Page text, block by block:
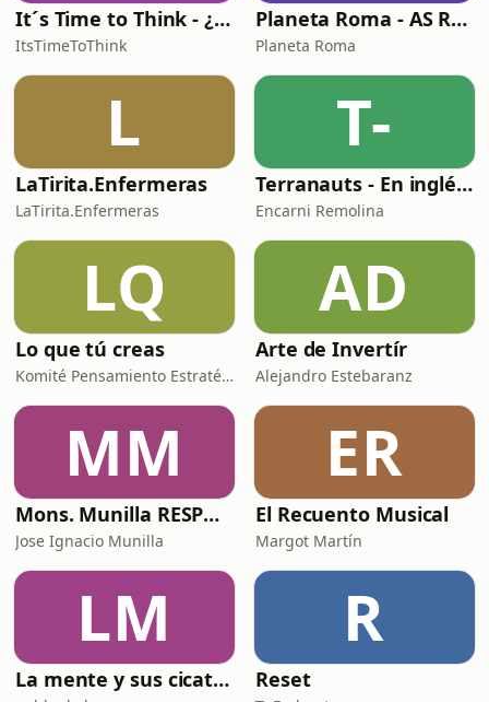
It´s Time to Think - ¿Nos paramos a pensar?
ItsTimeToThink
Planeta Roma - AS Roma Podcast en Español
Planeta Roma
L
LaTirita.Enfermeras
LaTirita.Enfermeras
T-
Terranauts - En inglés y en español. Science and nature in 5 minutes
Encarni Remolina
LQ
Lo que tú creas
Komité Pensamiento Estratégico
AD
Arte de Invertír
Alejandro Estebaranz
MM
Mons. Munilla RESPONDE
Jose Ignacio Munilla
ER
El Recuento Musical
Margot Martín
LM
La mente y sus cicatrices
R
Reset